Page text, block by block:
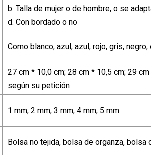
b. Talla de mujer o de hombre, o se
d. Con bordado o no
Como blanco, azul, azul, rojo, gris,
27 cm * 10,0 cm; 28 cm * 10,5 cm; 29
según su petición
1 mm, 2 mm, 3 mm, 4 mm, 5 mm.
Bolsa no tejida, bolsa de organza, bolsa